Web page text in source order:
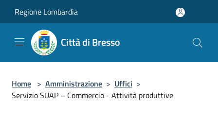
Regione Lombardia
Città di Bresso
Home > Amministrazione > Uffici >
Servizio SUAP – Commercio - Attività produttive